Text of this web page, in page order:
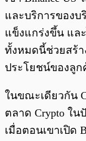
และบริการของบ
แข็งแกร่งขึ้น แล
ทั้งหมดนี้ช่วยสร้
ประโยชน์ของลูก
ในขณะเดียวกัน
ตลาด Crypto ใ
เมื่อตอนเขาเปิด